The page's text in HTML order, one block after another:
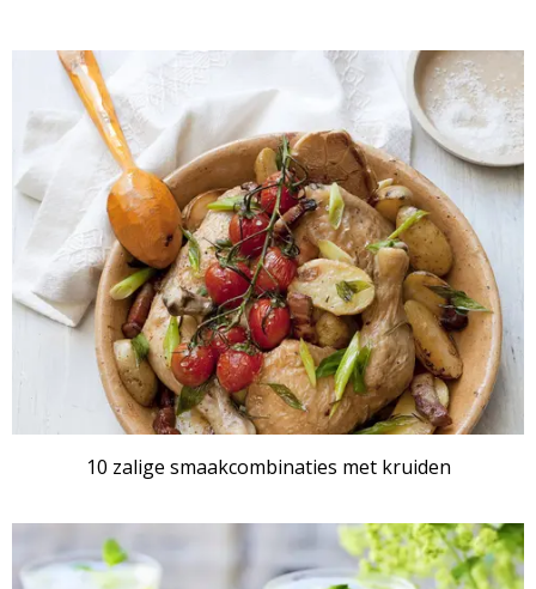
10 zalige smaakcombinaties met kruiden